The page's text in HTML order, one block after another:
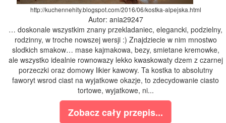
http://kuchennehity.blogspot.com/2016/06/kostka-alpejska.html
Autor: ania29247
… doskonale wszystkim znany przekladaniec, elegancki, podzielny,
rodzinny, w troche nowszej wersji :) Znajdziecie w nim mnostwo
slodkich smakow… mase kajmakowa, bezy, smietane kremowke,
ale wszystko idealnie rownowazy lekko kwaskowaty dzem z czarnej
porzeczki oraz domowy likier kawowy. Ta kostka to absolutny
faworyt wsrod ciast na wyjatkowe okazje, to zdecydowanie ciasto
tortowe, wyjatkowe, ni...
Zobacz cały przepis...